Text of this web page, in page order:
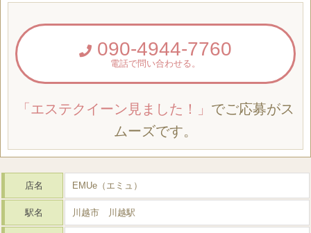
090-4944-7760
電話で問い合わせる。
「エステクイーン見ました！」 でご応募がス
ムーズです。
店名 EMUe（エミュ）
駅名 川越市 川越駅